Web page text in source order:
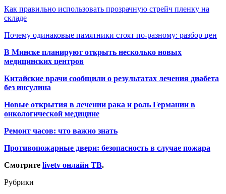
Как правильно использовать прозрачную стрейч пленку на
складе
Почему одинаковые памятники стоят по-разному: разбор цен
В Минске планируют открыть несколько новых
медицинских центров
Китайские врачи сообщили о результатах лечения диабета
без инсулина
Новые открытия в лечении рака и роль Германии в
онкологической медицине
Ремонт часов: что важно знать
Противопожарные двери: безопасность в случае пожара
Смотрите livetv онлайн ТВ.
Рубрики